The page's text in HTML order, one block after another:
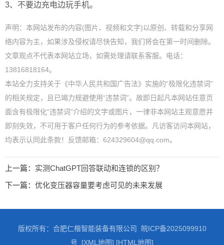
3、不要边充电边玩手机。
声明：本网站发布的内容(图片、视频和文字)以原创、转载和分享网
络内容为主，如果涉及侵权请尽快告知，我们将会在第一时间删除。
文章观点不代表本网站立场，如需处理请联系客服。电话：
13816818164。
本站全力支持关于《中华人民共和国广告法》实施的“极限化违禁词”
的相关规定，且已竭力规避使用“违禁词”。故即日起凡本网站任意页
面含有极限化“违禁词”介绍的文字或图片，一律非本网站主观意愿并
即刻失效，不可用于客户任何行为的参考依据。凡访客访问本网站，
均表示认同此条款！反馈邮箱：624329604@qq.com。
上一篇： 实测ChatGPT回答联动和连锁的区别？
下一篇： 优化变压器容量要考虑可见的未来发展
版权所有：合肥仁楷智能装备有限公司 皖ICP备2025099910
号
[XML地图] [HTML地图]